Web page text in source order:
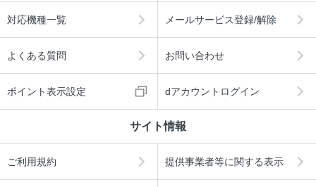
対応機種一覧 メールサービス登録/解除
よくある質問 お問い合わせ
ポイント表示設定 dアカウントログイン
サイト情報
ご利用規約 提供事業者等に関する表示